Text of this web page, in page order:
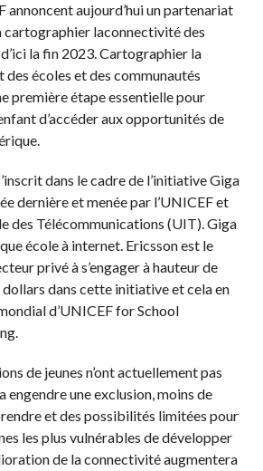
annoncent aujourd’hui un partenariat
cartographier laconnectivité des
la fin 2023. Cartographier la
écoles et des communautés
première étape essentielle pour
d’accéder aux opportunités de
dans le cadre de l’initiativeGiga
dernière et menée par l’UNICEF et
des Télécommunications (UIT). Giga
école à internet. Ericsson est le
privé à s’engager à hauteur de
dans cette initiative et cela en
d’UNICEF for School
de jeunes n’ont actuellement pas
engendre une exclusion, moins de
et des possibilités limitées pour
les plus vulnérables de développer
de la connectivité augmentera